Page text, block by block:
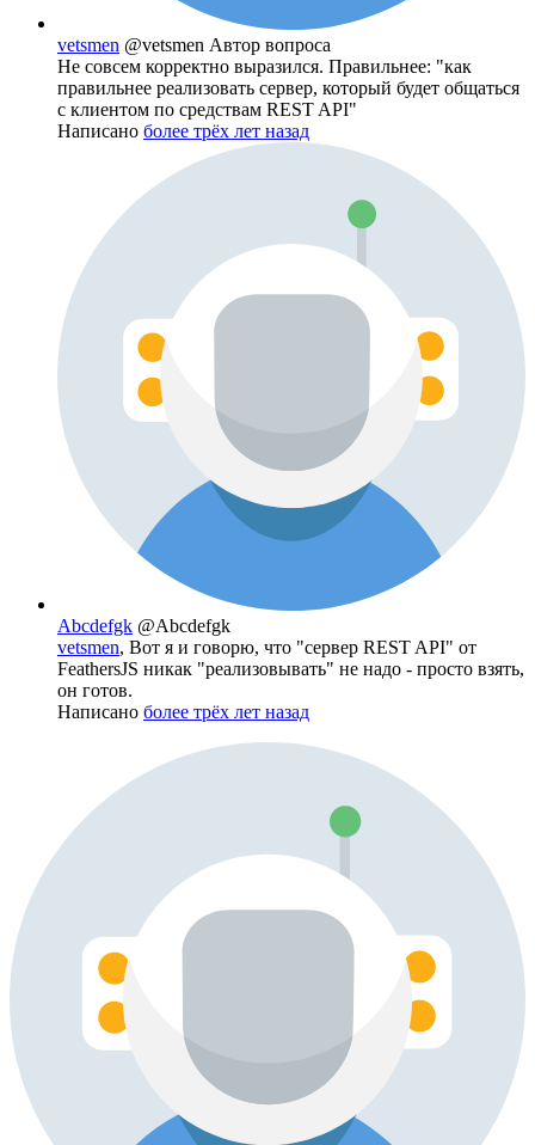
vetsmen @vetsmen Автор вопроса
Не совсем корректно выразился. Правильнее: "как
правильнее реализовать сервер, который будет общаться
с клиентом по средствам REST API"
Написано более трёх лет назад
Abcdefgk @Abcdefgk
vetsmen, Вот я и говорю, что "сервер REST API" от
FeathersJS никак "реализовывать" не надо - просто взять,
он готов.
Написано более трёх лет назад